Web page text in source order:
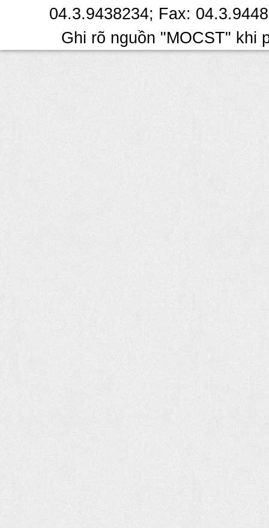
04.3.9438234; Fax:
Ghi rõ nguồn "MOCST" khi